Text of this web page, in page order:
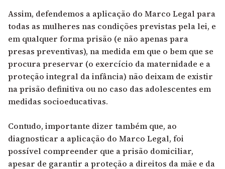
Assim, defendemos a aplicação do Marco Legal para
todas as mulheres nas condições previstas pela lei, e
em qualquer forma prisão (e não apenas para
presas preventivas), na medida em que o bem que se
procura preservar (o exercício da maternidade e a
proteção integral da infância) não deixam de existir
na prisão definitiva ou no caso das adolescentes em
medidas socioeducativas.
Contudo, importante dizer também que, ao
diagnosticar a aplicação do Marco Legal, foi
possível compreender que a prisão domiciliar,
apesar de garantir a proteção a direitos da mãe e da